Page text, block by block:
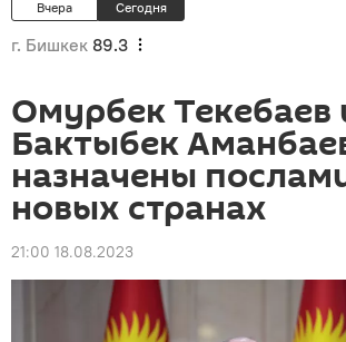
Вчера Сегодня
г. Бишкек 89.3
Омурбек Текебаев
Бактыбек
назначены
новых странах
21:00 18.08.2023